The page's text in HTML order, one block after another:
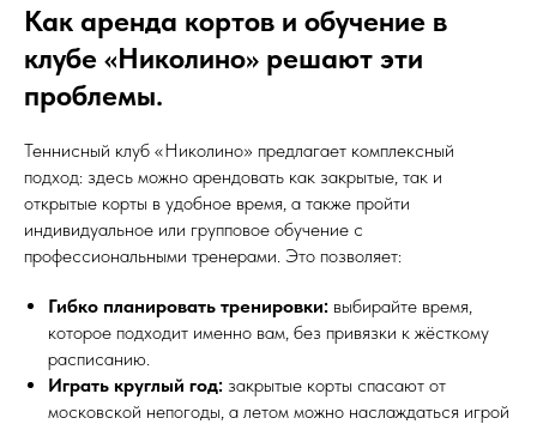
Как аренда кортов и обучение в
клубе «Николино» решают эти
проблемы.
Теннисный клуб «Николино» предлагает комплексный
подход: здесь можно арендовать как закрытые, так и
открытые корты в удобное время, а также пройти
индивидуальное или групповое обучение с
профессиональными тренерами. Это позволяет:
Гибко планировать тренировки: выбирайте время,
которое подходит именно вам, без привязки к жёсткому
расписанию.
Играть круглый год: закрытые корты спасают от
московской непогоды, а летом можно наслаждаться игрой